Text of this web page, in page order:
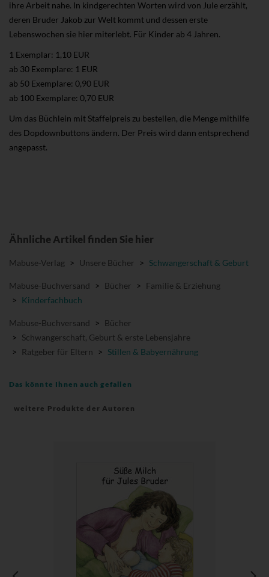
ihre Arbeit nahe. In kindgerechten Worten wird von Jule erzählt,
deren Bruder Jakob zur Welt kommt und dessen erste
Lebenswochen sie hier miterlebt. Für Kinder ab 4 Jahren.
1 Exemplar: 1,10 EUR
ab 30 Exemplare: 1 EUR
ab 50 Exemplare: 0,90 EUR
ab 100 Exemplare: 0,70 EUR
Um das Büchlein mit Staffelpreis zu bestellen, die Menge mithilfe
des Dopdownbuttons ändern. Der Preis wird dann entsprechend
angepasst.
Ähnliche Artikel finden Sie hier
Mabuse-Verlag > Unsere Bücher > Schwangerschaft & Geburt
Mabuse-Buchversand > Bücher > Familie & Erziehung
> Kinderfachbuch
Mabuse-Buchversand > Bücher
> Schwangerschaft, Geburt & erste Lebensjahre
>
Ratgeber für Eltern > Stillen & Babyernährung
Das könnte Ihnen auch gefallen
weitere Produkte der Autoren